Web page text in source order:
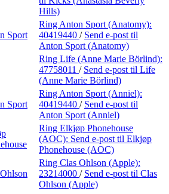
Hills)
Sport
Ring Anton Sport (Anatomy):
40419440 / Send e-post til
Anton Sport (Anatomy)
Ring Life (Anne Marie Börlind):
47758011 / Send e-post til Life
(Anne Marie Börlind)
Sport
Ring Anton Sport (Anniel):
40419440 / Send e-post til
Anton Sport (Anniel)
Ring Elkjøp Phonehouse
(AOC): Send e-post til Elkjøp
Phonehouse (AOC)
Ring Clas Ohlson (Apple):
23214000 / Send e-post til Clas
Ohlson (Apple)